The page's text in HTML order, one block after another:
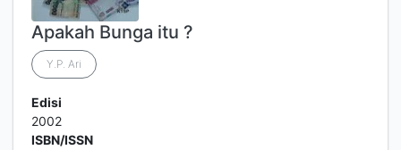
Apakah Bunga itu ?
Y.P. Ari
Edisi
2002
ISBN/ISSN